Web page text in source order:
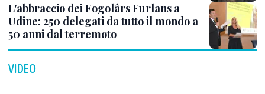
L'abbraccio dei Fogolârs Furlans a
Udine: 250 delegati da tutto il mondo a
50 anni dal terremoto
VIDEO